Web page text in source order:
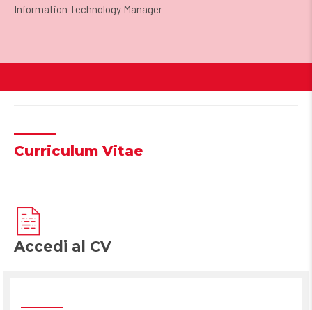
Information Technology Manager
Curriculum Vitae
Accedi al CV